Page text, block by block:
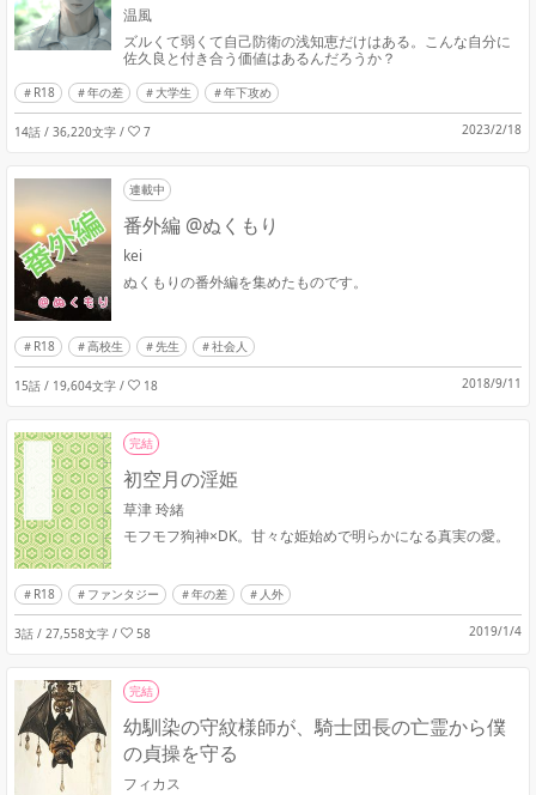
温風
ズルくて弱くて自己防衛の浅知恵だけはある。こんな自分に
佐久良と付き合う価値はあるんだろうか？
R18 年の差 大学生 年下攻め
14話 / 36,220文字 / 7 2023/2/18
連載中
番外編 @ぬくもり
kei
ぬくもりの番外編を集めたものです。
R18 高校生 先生 社会人
15話 / 19,604文字 / 18 2018/9/11
完結
初空月の淫姫
草津 玲緒
モフモフ狗神×DK。甘々な姫始めで明らかになる真実の愛。
R18 ファンタジー 年の差 人外
3話 / 27,558文字 / 58 2019/1/4
完結
幼馴染の守紋様師が、騎士団長の亡霊から僕
の貞操を守る
フィカス